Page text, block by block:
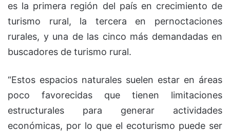
es la primera región del país en crecimiento de
turismo rural, la tercera en pernoctaciones
rurales, y una de las cinco más demandadas en
buscadores de turismo rural.
“Estos espacios naturales suelen estar en áreas
poco favorecidas que tienen limitaciones
estructurales para generar actividades
económicas, por lo que el ecoturismo puede ser